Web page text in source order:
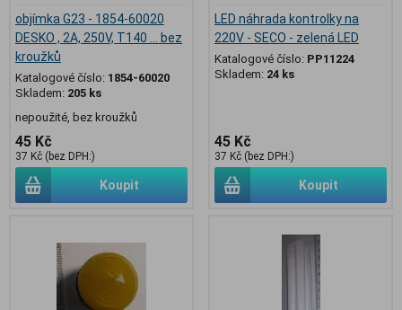
objímka G23 - 1854-60020
DESKO , 2A, 250V, T140 ... bez
kroužků
Katalogové číslo: 1854-60020
Skladem: 205 ks
nepoužité, bez kroužků
45 Kč
37 Kč (bez DPH:)
Koupit
LED náhrada kontrolky na
220V - SECO - zelená LED
Katalogové číslo: PP11224
Skladem: 24 ks
45 Kč
37 Kč (bez DPH:)
Koupit